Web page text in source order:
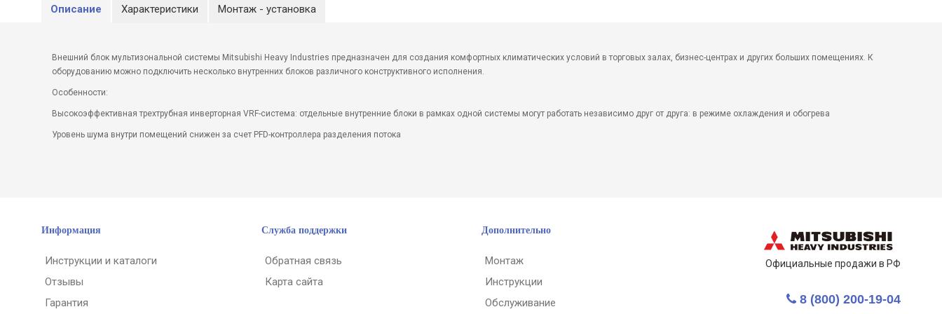
Описание Характеристики Монтаж - установка
Внешний блок мультизональной системы Mitsubishi Heavy Industries предназначен для создания комфортных климатических условий в торговых залах, бизнес-центрах и других больших помещениях. К
оборудованию можно подключить несколько внутренних блоков различного конструктивного исполнения.
Особенности:
Высокоэффективная трехтрубная инверторная VRF-система: отдельные внутренние блоки в рамках одной системы могут работать независимо друг от друга: в режиме охлаждения и обогрева
Уровень шума внутри помещений снижен за счет PFD-контроллера разделения потока
Информация
Инструкции и каталоги
Отзывы
Гарантия
Служба поддержки
Обратная связь
Карта сайта
Дополнительно
Монтаж
Инструкции
Обслуживание
Официальные продажи в РФ
8 (800) 200-19-04